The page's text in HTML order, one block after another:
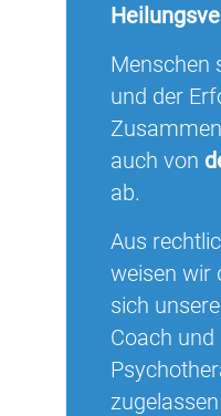
Menschen
und der
auch von
ab.
Aus
weisen wir
sich
Coach